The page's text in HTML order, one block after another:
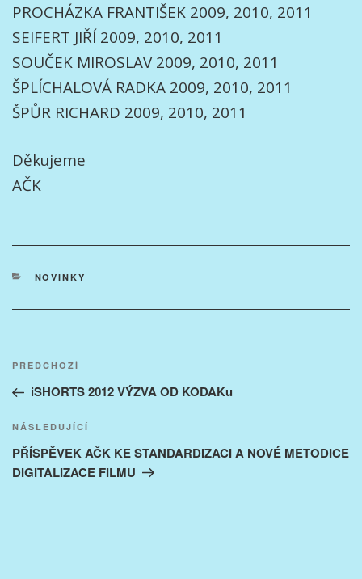
PROCHÁZKA FRANTIŠEK 2009, 2010, 2011
SEIFERT JIŘÍ 2009, 2010, 2011
SOUČEK MIROSLAV 2009, 2010, 2011
ŠPLÍCHALOVÁ RADKA 2009, 2010, 2011
ŠPŮR RICHARD 2009, 2010, 2011
Děkujeme
AČK
RUBRIKY
NOVINKY
příspěvek
Předchozí
příspěvek
PŘEDCHOZÍ
iSHORTS 2012 VÝZVA OD KODAKu
Následující
příspěvek
NÁSLEDUJÍCÍ
PŘÍSPĚVEK AČK KE STANDARDIZACI A NOVÉ METODICE
DIGITALIZACE FILMU